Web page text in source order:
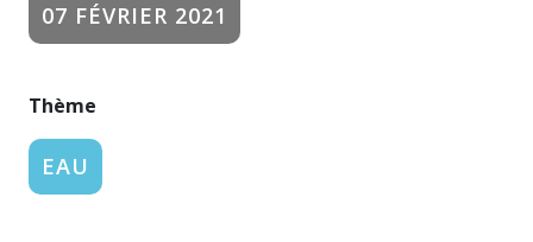
07 FÉVRIER 2021
Thème
EAU